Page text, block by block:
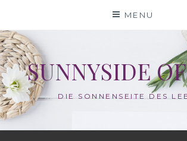
content
MENU
SUNNYSIDE
DIE SONNENSEITE DES